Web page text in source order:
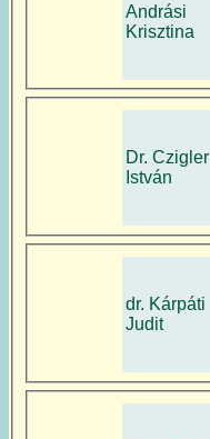
Andrási
Krisztina
Dr. Czigler
István
dr. Kárpáti
Judit